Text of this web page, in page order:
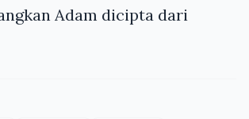
Adam dicipta dari